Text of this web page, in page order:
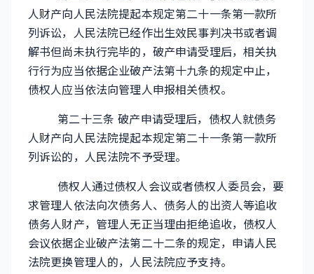
人财产向人民法院提起本规定第二十一条第一款所
列诉讼，人民法院已经作出生效民事判决书或者调
解书但尚未执行完毕的，破产申请受理后，相关执
行行为应当依据企业破产法第十九条的规定中止，
债权人应当依法向管理人申报相关债权。
第二十三条 破产申请受理后，债权人就债务
人财产向人民法院提起本规定第二十一条第一款所
列诉讼的，人民法院不予受理。
债权人通过债权人会议或者债权人委员会，要
求管理人依法向次债务人、债务人的出资人等追收
债务人财产，管理人无正当理由拒绝追收，债权人
会议依据企业破产法第二十二条的规定，申请人民
法院更换管理人的，人民法院应予支持。